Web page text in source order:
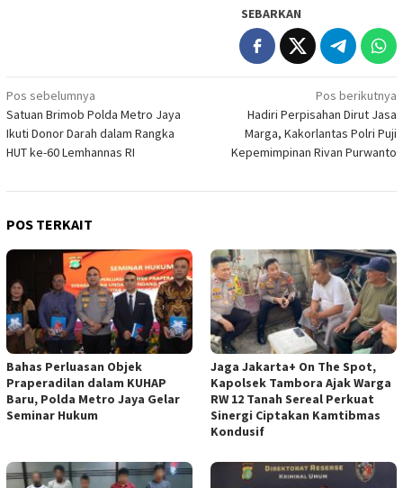
SEBARKAN
Navigasi
pos
Pos sebelumnya
Satuan Brimob Polda Metro Jaya
Ikuti Donor Darah dalam Rangka
HUT ke-60 Lemhannas RI
Pos berikutnya
Hadiri Perpisahan Dirut Jasa
Marga, Kakorlantas Polri Puji
Kepemimpinan Rivan Purwanto
POS TERKAIT
Bahas Perluasan Objek
Praperadilan dalam KUHAP
Baru, Polda Metro Jaya Gelar
Seminar Hukum
Jaga Jakarta+ On The Spot,
Kapolsek Tambora Ajak Warga
RW 12 Tanah Sereal Perkuat
Sinergi Ciptakan Kamtibmas
Kondusif